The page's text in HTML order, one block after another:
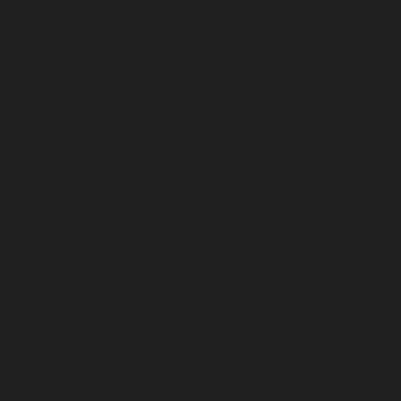
posljedicama onoga što je